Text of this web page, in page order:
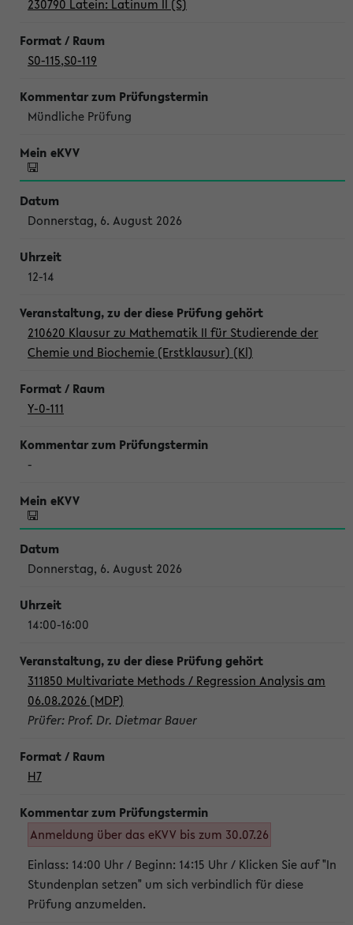
230790 Latein: Latinum II (S)
S0-115,S0-119
Mündliche Prüfung
Donnerstag, 6. August 2026
12-14
210620 Klausur zu Mathematik II für Studierende der
Chemie und Biochemie (Erstklausur) (Kl)
Y-0-111
-
Donnerstag, 6. August 2026
14:00-16:00
311850 Multivariate Methods / Regression Analysis am
06.08.2026 (MDP)
Prüfer: Prof. Dr. Dietmar Bauer
H7
Anmeldung über das eKVV bis zum 30.07.26
Einlass: 14:00 Uhr / Beginn: 14:15 Uhr / Klicken Sie auf "In
Stundenplan setzen" um sich verbindlich für diese
Prüfung anzumelden.